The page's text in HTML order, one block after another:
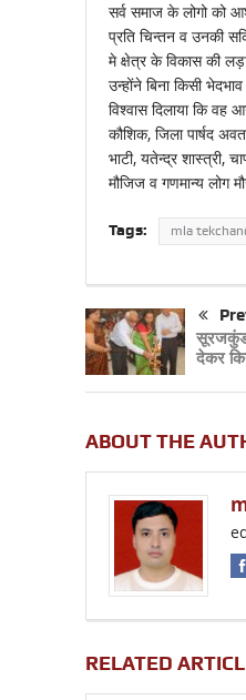
सर्व समाज के लोगो को
प्रति चिन्तन व उनकी
मे क्षेत्र के विकास की
उन्होंने बिना किसी
विश्वास दिलाया कि
कौशिक, जिला पार्षद
भाटी, यतेन्द्र शास्त्री,
मौजिज व गणमान्य लोग
Tags: mla
सूरजकुंड
देकर
ABOUT THE
RELATED